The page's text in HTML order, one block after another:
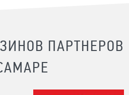
ПАРТНЕРОВ